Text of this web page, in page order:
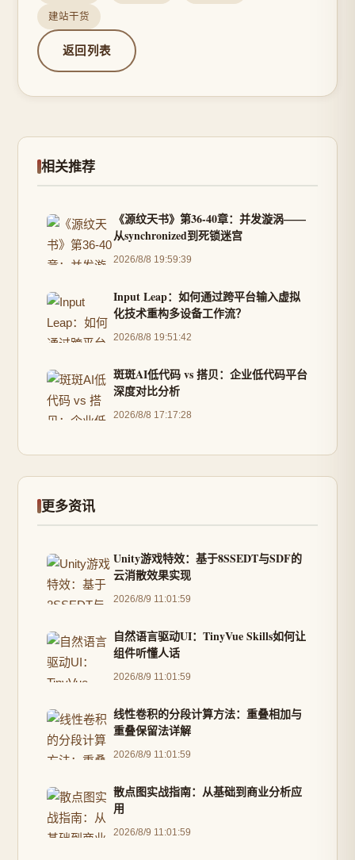
建站干货
返回列表
相关推荐
《源纹天书》第36-40章：并发漩涡——
从synchronized到死锁迷宫
2026/8/8 19:59:39
Input Leap：如何通过跨平台输入虚拟
化技术重构多设备工作流？
2026/8/8 19:51:42
斑斑AI低代码 vs 搭贝：企业低代码平台
深度对比分析
2026/8/8 17:17:28
更多资讯
Unity游戏特效：基于8SSEDT与SDF的
云消散效果实现
2026/8/9 11:01:59
自然语言驱动UI：TinyVue Skills如何让
组件听懂人话
2026/8/9 11:01:59
线性卷积的分段计算方法：重叠相加与
重叠保留法详解
2026/8/9 11:01:59
散点图实战指南：从基础到商业分析应
用
2026/8/9 11:01:59